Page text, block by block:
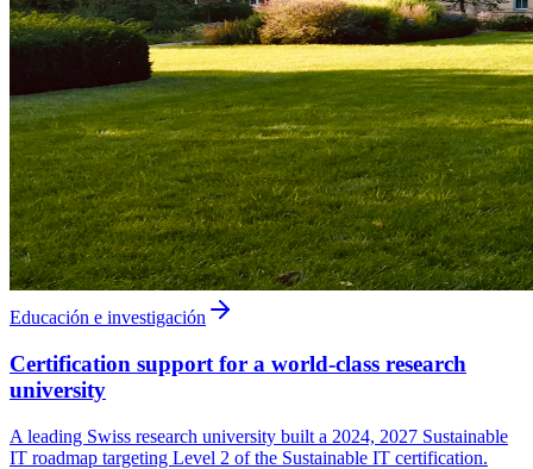
Educación e investigación
Certification support for a world-class research
university
A leading Swiss research university built a 2024, 2027 Sustainable
IT roadmap targeting Level 2 of the Sustainable IT certification.